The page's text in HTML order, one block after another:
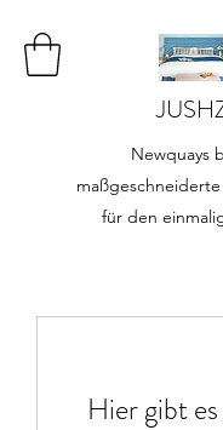
Newquays
für den
Hier gibt